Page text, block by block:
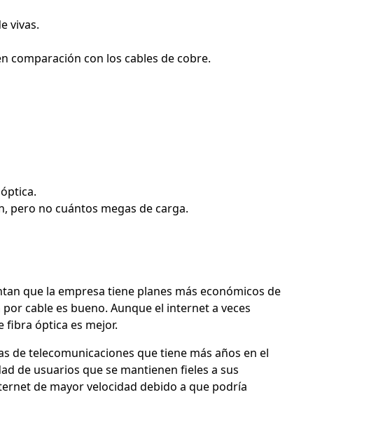
vivas.
comparación con los cables de cobre.
pero no cuántos megas de carga.
que la empresa tiene planes más económicos de
cable es bueno. Aunque el internet a veces
fibra óptica es mejor.
de telecomunicaciones que tiene más años en el
de usuarios que se mantienen fieles a sus
de mayor velocidad debido a que podría